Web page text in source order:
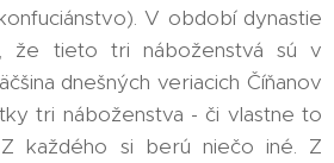
V období dynastie
že tieto tri náboženstvá sú v
dnešných veriacich Číňanov
tri náboženstva - či vlastne to
každého si berú niečo iné. Z